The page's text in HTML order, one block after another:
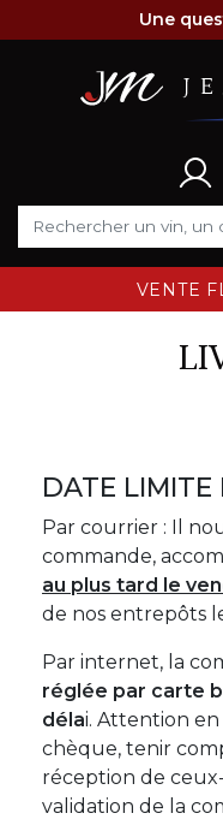
Une
VENTE
DATE LIMITE
Par courrier : Il
commande,
au plus tard le
de nos entrepôts
Par internet, la
réglée par carte
délai. Attention
chèque, tenir
réception de
validation de la